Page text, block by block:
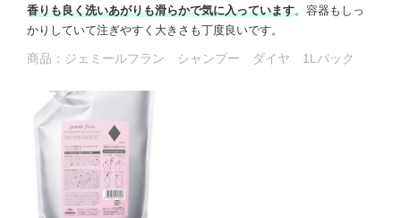
香りも良く洗いあがりも滑らかで気に入っています。容器もしっ
かりしていて注ぎやすく大きさも丁度良いです。
商品： ジェミールフラン シャンプー ダイヤ 1Lパック